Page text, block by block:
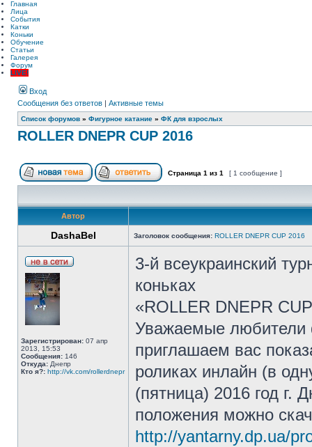
Главная
Лица
События
Катки
Коньки
Обучение
Статьи
Галерея
Форум
LIVE!
Вход
Сообщения без ответов | Активные темы
Список форумов » Фигурное катание » ФК для взрослых
ROLLER DNEPR CUP 2016
Страница 1 из 1 [ 1 сообщение ]
Автор
DashaBel Заголовок сообщения: ROLLER DNEPR CUP 2016
Зарегистрирован: 07 апр
2013, 15:53
Сообщения: 146
Откуда: Днепр
Кто я?: http://vk.com/rollerdnepr
3-й всеукраинский
коньках
«ROLLER DNEPR
Уважаемые любители
приглашаем вас
роликах инлайн (в
(пятница) 2016 год г.
положения можно
http://yantarny.dp.ua/